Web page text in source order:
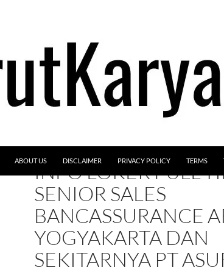
ABOUT US DISCLAIMER PRIVACY POLICY TERMS
INFO LOKER FULL-
SENIOR SALES
BANCASSURANCE
YOGYAKARTA DAN
SEKITARNYA PT